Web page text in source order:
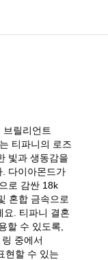
릴리언트
티파니의 로즈
빛과 생동감을
다이아몬드가
로 감싼 18k
혼합 금속으로
요. 티파니 결혼
할 수 있도록,
중에서
현할 수 있는